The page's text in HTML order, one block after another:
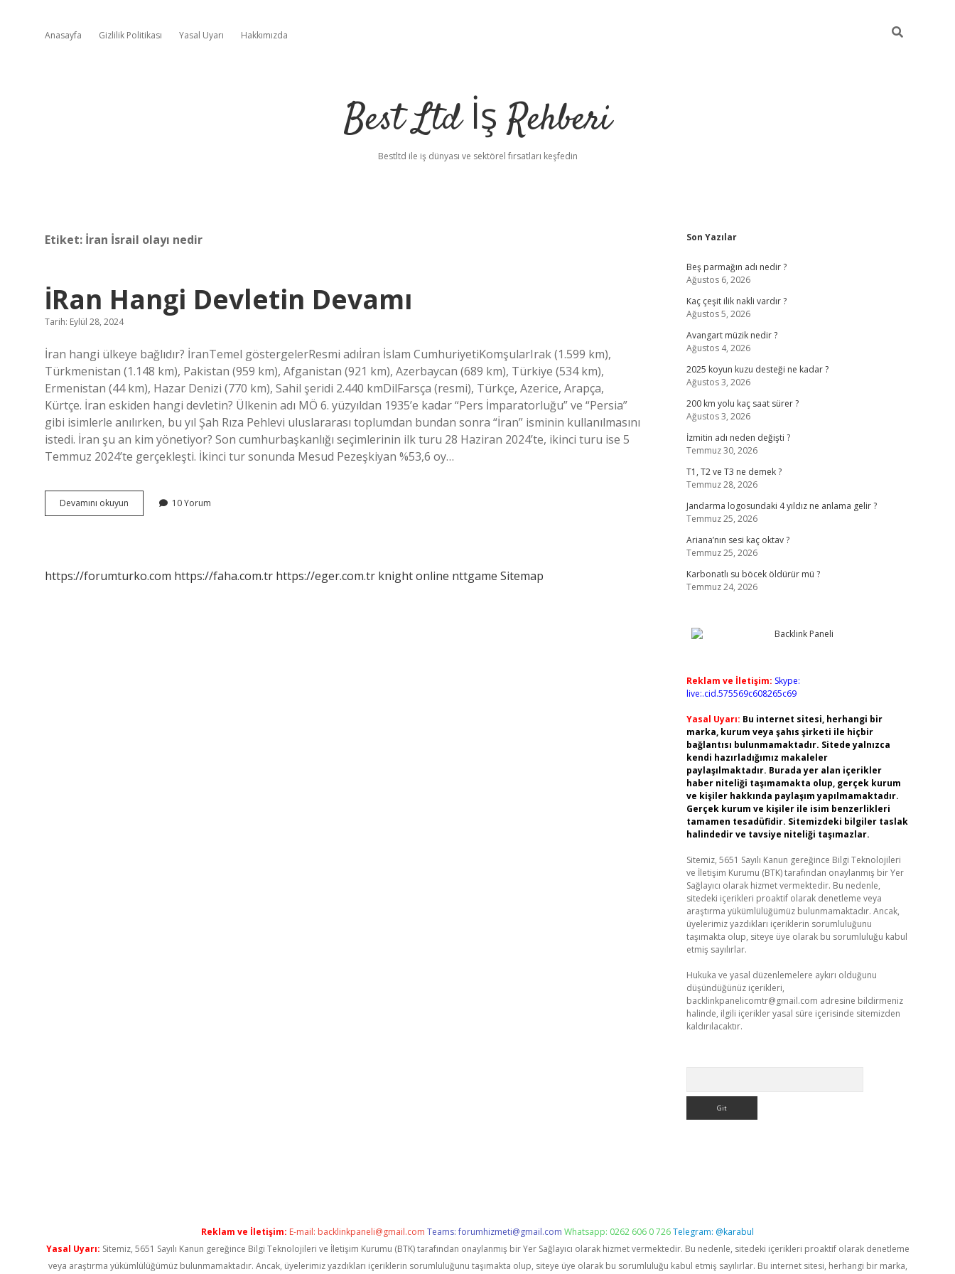
Anasayfa Gizlilik Politikası Yasal Uyarı Hakkımızda
Best Ltd İş Rehberi
Bestltd ile iş dünyası ve sektörel fırsatları keşfedin
Etiket: İran İsrail olayı nedir
İRan Hangi Devletin Devamı
Tarih: Eylül 28, 2024
İran hangi ülkeye bağlıdır? İranTemel göstergelerResmi adıİran İslam CumhuriyetiKomşularIrak (1.599 km),
Türkmenistan (1.148 km), Pakistan (959 km), Afganistan (921 km), Azerbaycan (689 km), Türkiye (534 km),
Ermenistan (44 km), Hazar Denizi (770 km), Sahil şeridi 2.440 kmDilFarsça (resmi), Türkçe, Azerice, Arapça,
Kürtçe. İran eskiden hangi devletin? Ülkenin adı MÖ 6. yüzyıldan 1935’e kadar “Pers İmparatorluğu” ve “Persia”
gibi isimlerle anılırken, bu yıl Şah Rıza Pehlevi uluslararası toplumdan bundan sonra “İran” isminin kullanılmasını
istedi. İran şu an kim yönetiyor? Son cumhurbaşkanlığı seçimlerinin ilk turu 28 Haziran 2024’te, ikinci turu ise 5
Temmuz 2024’te gerçekleşti. İkinci tur sonunda Mesud Pezeşkiyan %53,6 oy…
Devamını okuyun
Hangi
10 Yorum
https://forumturko.com https://faha.com.tr https://eger.com.tr knight online nttgame Sitemap
Sidebar
Son Yazılar
Beş parmağın adı nedir ?
Ağustos 6, 2026
Kaç çeşit ilik nakli vardır ?
Ağustos 5, 2026
Avangart müzik nedir ?
Ağustos 4, 2026
2025 koyun kuzu desteği ne kadar ?
Ağustos 3, 2026
200 km yolu kaç saat sürer ?
Ağustos 3, 2026
İzmitin adı neden değişti ?
Temmuz 30, 2026
T1, T2 ve T3 ne demek ?
Temmuz 28, 2026
Jandarma logosundaki 4 yıldız ne anlama gelir ?
Temmuz 25, 2026
Ariana’nın sesi kaç oktav ?
Temmuz 25, 2026
Karbonatlı su böcek öldürür mü ?
Temmuz 24, 2026
Reklam ve İletişim: Skype:
live:.cid.575569c608265c69
Yasal Uyarı: Bu internet sitesi, herhangi bir
marka, kurum veya şahıs şirketi ile hiçbir
bağlantısı bulunmamaktadır. Sitede yalnızca
kendi hazırladığımız makaleler
paylaşılmaktadır. Burada yer alan içerikler
haber niteliği taşımamakta olup, gerçek kurum
ve kişiler hakkında paylaşım yapılmamaktadır.
Gerçek kurum ve kişiler ile isim benzerlikleri
tamamen tesadüfidir. Sitemizdeki bilgiler taslak
halindedir ve tavsiye niteliği taşımazlar.
Sitemiz, 5651 Sayılı Kanun gereğince Bilgi Teknolojileri
ve İletişim Kurumu (BTK) tarafından onaylanmış bir Yer
Sağlayıcı olarak hizmet vermektedir. Bu nedenle,
sitedeki içerikleri proaktif olarak denetleme veya
araştırma yükümlülüğümüz bulunmamaktadır. Ancak,
üyelerimiz yazdıkları içeriklerin sorumluluğunu
taşımakta olup, siteye üye olarak bu sorumluluğu kabul
etmiş sayılırlar.
Hukuka ve yasal düzenlemelere aykırı olduğunu
düşündüğünüz içerikleri,
backlinkpanelicomtr@gmail.com adresine bildirmeniz
halinde, ilgili içerikler yasal süre içerisinde sitemizden
kaldırılacaktır.
Reklam ve İletişim: E-mail: backlinkpaneli@gmail.com Teams:forumhizmeti@gmail.com Whatsapp: 0262 606 0 726Telegram: @karabul
Yasal Uyarı: Sitemiz, 5651 Sayılı Kanun gereğince Bilgi Teknolojileri ve İletişim Kurumu (BTK) tarafından onaylanmış bir Yer Sağlayıcı olarak hizmet vermektedir. Bu nedenle, sitedeki içerikleri proaktif olarak denetleme
veya araştırma yükümlülüğümüz bulunmamaktadır. Ancak, üyelerimiz yazdıkları içeriklerin sorumluluğunu taşımakta olup, siteye üye olarak bu sorumluluğu kabul etmiş sayılırlar. Bu internet sitesi, herhangi bir marka,